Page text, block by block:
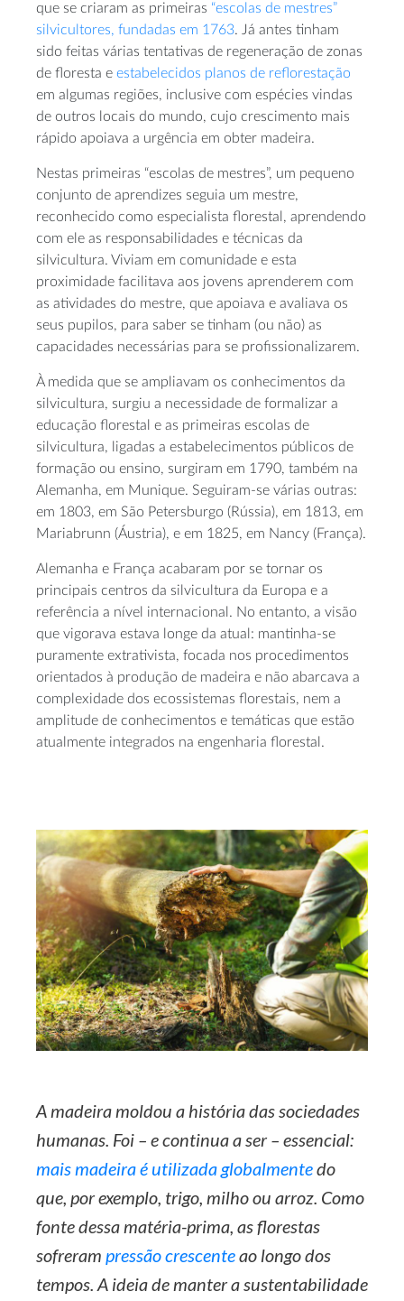
que se criaram as primeiras “escolas de mestres”
silvicultores, fundadas em 1763. Já antes tinham
sido feitas várias tentativas de regeneração de zonas
de floresta e estabelecidos planos de reflorestação
em algumas regiões, inclusive com espécies vindas
de outros locais do mundo, cujo crescimento mais
rápido apoiava a urgência em obter madeira.
Nestas primeiras “escolas de mestres”, um pequeno
conjunto de aprendizes seguia um mestre,
reconhecido como especialista florestal, aprendendo
com ele as responsabilidades e técnicas da
silvicultura. Viviam em comunidade e esta
proximidade facilitava aos jovens aprenderem com
as atividades do mestre, que apoiava e avaliava os
seus pupilos, para saber se tinham (ou não) as
capacidades necessárias para se profissionalizarem.
À medida que se ampliavam os conhecimentos da
silvicultura, surgiu a necessidade de formalizar a
educação florestal e as primeiras escolas de
silvicultura, ligadas a estabelecimentos públicos de
formação ou ensino, surgiram em 1790, também na
Alemanha, em Munique. Seguiram-se várias outras:
em 1803, em São Petersburgo (Rússia), em 1813, em
Mariabrunn (Áustria), e em 1825, em Nancy (França).
Alemanha e França acabaram por se tornar os
principais centros da silvicultura da Europa e a
referência a nível internacional. No entanto, a visão
que vigorava estava longe da atual: mantinha-se
puramente extrativista, focada nos procedimentos
orientados à produção de madeira e não abarcava a
complexidade dos ecossistemas florestais, nem a
amplitude de conhecimentos e temáticas que estão
atualmente integrados na engenharia florestal.
A madeira moldou a história das sociedades
humanas. Foi – e continua a ser – essencial:
mais madeira é utilizada globalmentedo
que, por exemplo, trigo, milho ou arroz. Como
fonte dessa matéria-prima, as florestas
sofreram pressão crescenteao longo dos
tempos. A ideia de manter a sustentabilidade